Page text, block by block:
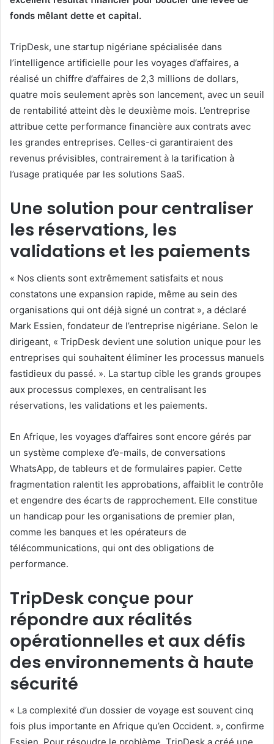
fonds mêlant dette et capital.
TripDesk, une startup nigériane spécialisée dans
l’intelligence artificielle pour les voyages d’affaires, a
réalisé un chiffre d’affaires de 2,3 millions de dollars,
quatre mois seulement après son lancement, avec un seuil
de rentabilité atteint dès le deuxième mois. L’entreprise
attribue cette performance financière aux contrats avec
les grandes entreprises. Celles-ci garantiraient des
revenus prévisibles, contrairement à la tarification à
l’usage pratiquée par les solutions SaaS.
Une solution pour centraliser
les réservations, les
validations et les paiements
« Nos clients sont extrêmement satisfaits et nous
constatons une expansion rapide, même au sein des
organisations qui ont déjà signé un contrat », a déclaré
Mark Essien, fondateur de l’entreprise nigériane. Selon le
dirigeant, « TripDesk devient une solution unique pour les
entreprises qui souhaitent éliminer les processus manuels
fastidieux du passé. ». La startup cible les grands groupes
aux processus complexes, en centralisant les
réservations, les validations et les paiements.
En Afrique, les voyages d’affaires sont encore gérés par
un système complexe d’e-mails, de conversations
WhatsApp, de tableurs et de formulaires papier. Cette
fragmentation ralentit les approbations, affaiblit le contrôle
et engendre des écarts de rapprochement. Elle constitue
un handicap pour les organisations de premier plan,
comme les banques et les opérateurs de
télécommunications, qui ont des obligations de
performance.
TripDesk conçue pour
répondre aux réalités
opérationnelles et aux défis
des environnements à haute
sécurité
« La complexité d’un dossier de voyage est souvent cinq
fois plus importante en Afrique qu’en Occident. », confirme